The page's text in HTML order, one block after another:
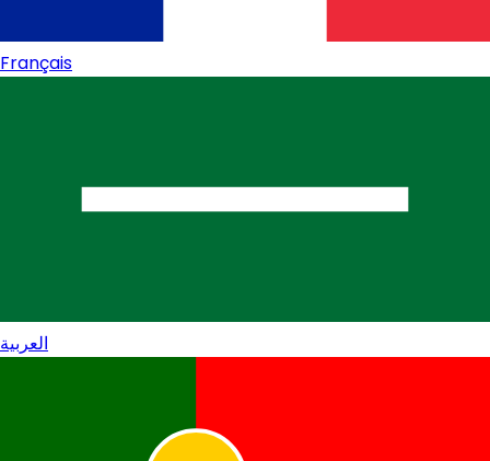
Français
العربية